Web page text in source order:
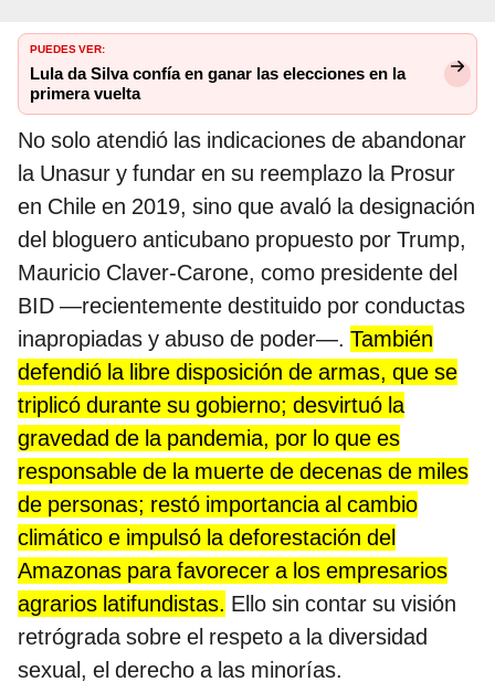
PUEDES VER:
Lula da Silva confía en ganar las elecciones en la
primera vuelta
No solo atendió las indicaciones de abandonar
la Unasur y fundar en su reemplazo la Prosur
en Chile en 2019, sino que avaló la designación
del bloguero anticubano propuesto por Trump,
Mauricio Claver-Carone, como presidente del
BID —recientemente destituido por conductas
inapropiadas y abuso de poder—. También
defendió la libre disposición de armas, que se
triplicó durante su gobierno; desvirtuó la
gravedad de la pandemia, por lo que es
responsable de la muerte de decenas de miles
de personas; restó importancia al cambio
climático e impulsó la deforestación del
Amazonas para favorecer a los empresarios
agrarios latifundistas. Ello sin contar su visión
retrógrada sobre el respeto a la diversidad
sexual, el derecho a las minorías.